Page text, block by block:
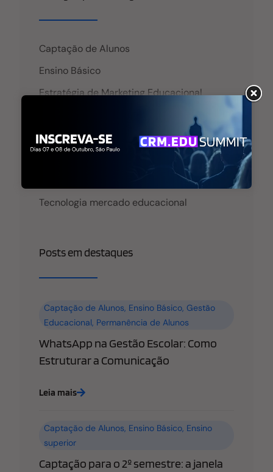
aumenta a sua base de leads. Fazer panfletagem na
Captação de Alunos
Ensino Básico
Estratégia de Marketing Educacional
Permanência de Alunos
Tecnologia mercado educacional
Posts em destaques
Captação de Alunos, Ensino Básico,Gestão
Educacional, Permanência de Alunos
WhatsApp na Gestão Escolar: Como
Estruturar a Comunicação
Leia mais
Captação de Alunos, Ensino Básico, Ensino
superior
Captação para o 2º semestre: a janela